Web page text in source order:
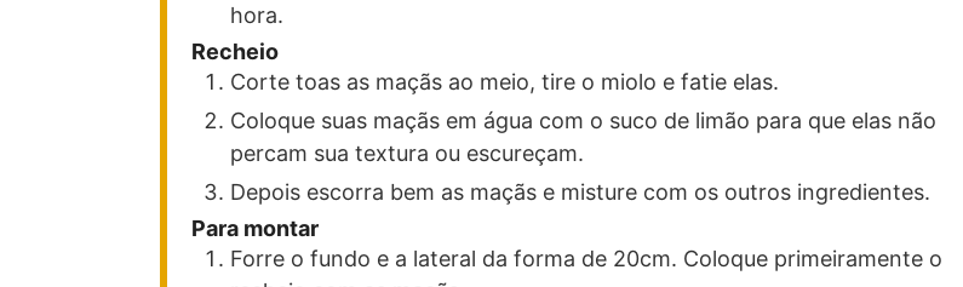
hora.
Recheio
Corte toas as maçãs ao meio, tire o miolo e fatie elas.
Coloque suas maçãs em água com o suco de limão para que elas não
percam sua textura ou escureçam.
Depois escorra bem as maçãs e misture com os outros ingredientes.
Para montar
Forre o fundo e a lateral da forma de 20cm. Coloque primeiramente o